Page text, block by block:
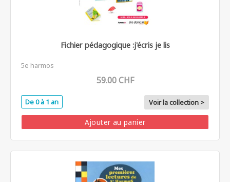
Fichier pédagogique :j'écris je lis
5e harmos
59.00 CHF
De 0 à 1 an Voir la collection >
Ajouter au panier